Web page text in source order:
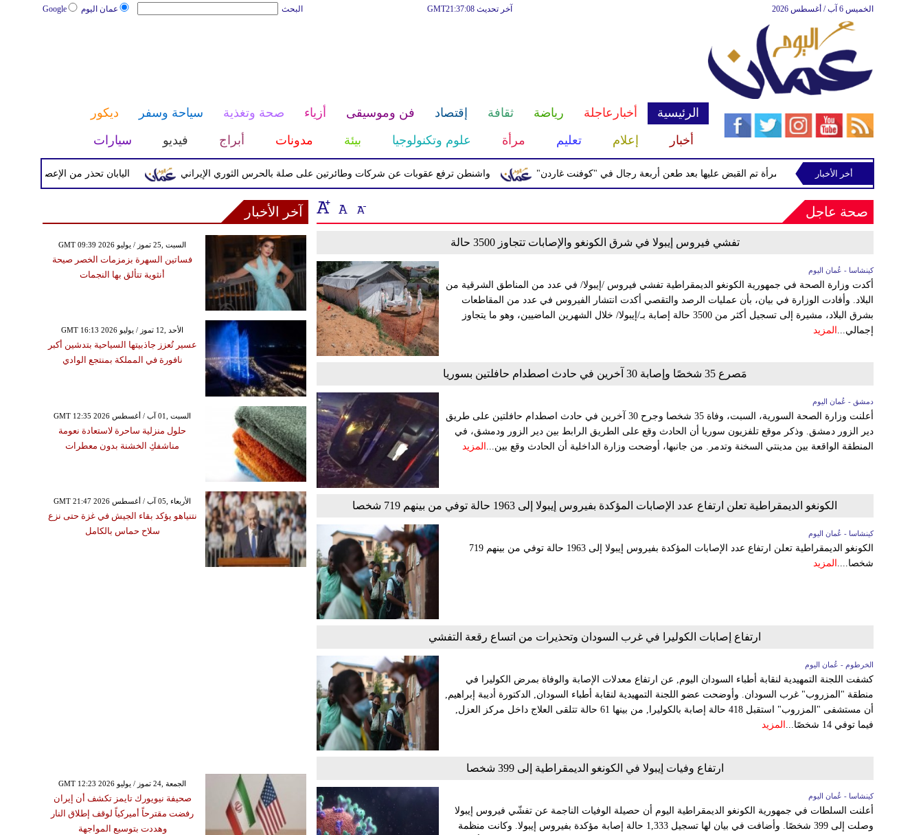
عمان اليوم Google البحث آخر تحديث GMT21:37:08 الخميس 6 آب / أغسطس 2026
الرئيسية أخبارعاجلة رياضة ثقافة إقتصاد فن وموسيقى أزياء صحة وتغذية سياحة وسفر
ديكور
أخبار
إعلام تعليم مرأة علوم وتكنولوجيا بيئة مدونات أبراج فيديو سيارات
اليابان تحذر من الإعصار دولفين واشنطن ترفع عقوبات عن شركات وطائرتين على صلة بالحرس الثوري الإيراني الشرطة تعتقل إمرأة تم القبض عليها بعد طعن أربعة رجال في "كوفنت غاردن"
أخر الأخبار
صحة عاجل
تفشي فيروس إيبولا في شرق الكونغو والإصابات تتجاوز 3500 حالة
كينشاسا - عُمان اليوم
أكدت وزارة الصحة في جمهورية الكونغو الديمقراطية تفشي فيروس /إيبولا/ في عدد من المناطق الشرقية من
البلاد. وأفادت الوزارة في بيان، بأن عمليات الرصد والتقصي أكدت انتشار الفيروس في عدد من المقاطعات
بشرق البلاد، مشيرة إلى تسجيل أكثر من 3500 حالة إصابة بـ/إيبولا/ خلال الشهرين الماضيين، وهو ما يتجاوز
إجمالي... المزيد
مَصرع 35 شخصًا وإصابة 30 آخرين في حادث اصطدام حافلتين بسوريا
دمشق - عُمان اليوم
أعلنت وزارة الصحة السورية، السبت، وفاة 35 شخصا وجرح 30 آخرين في حادث اصطدام حافلتين على طريق
دير الزور دمشق. وذكر موقع تلفزيون سوريا أن الحادث وقع على الطريق الرابط بين دير الزور ودمشق، في
المنطقة الواقعة بين مدينتي السخنة وتدمر. من جانبها، أوضحت وزارة الداخلية أن الحادث وقع بين... المزيد
الكونغو الديمقراطية تعلن ارتفاع عدد الإصابات المؤكدة بفيروس إيبولا إلى 1963 حالة توفي من بينهم 719 شخصا
كينشاسا - عُمان اليوم
الكونغو الديمقراطية تعلن ارتفاع عدد الإصابات المؤكدة بفيروس إيبولا إلى 1963 حالة توفي من بينهم 719
شخصا.... المزيد
ارتفاع إصابات الكوليرا في غرب السودان وتحذيرات من اتساع رقعة التفشي
الخرطوم - عُمان اليوم
كشفت اللجنة التمهيدية لنقابة أطباء السودان اليوم, عن ارتفاع معدلات الإصابة والوفاة بمرض الكوليرا في
منطقة "المزروب" غرب السودان. وأوضحت عضو اللجنة التمهيدية لنقابة أطباء السودان, الدكتورة أديبة إبراهيم,
أن مستشفى "المزروب" استقبل 418 حالة إصابة بالكوليرا, من بينها 61 حالة تتلقى العلاج داخل مركز العزل,
فيما توفي 14 شخصًا...
المزيد
ارتفاع وفيات إيبولا في الكونغو الديمقراطية إلى 399 شخصا
كينشاسا - عُمان اليوم
أعلنت السلطات في جمهورية الكونغو الديمقراطية اليوم أن حصيلة الوفيات الناجمة عن تفشّي فيروس إيبولا
وصلت إلى 399 شخصًا. وأضافت في بيان لها تسجيل 1,333 حالة إصابة مؤكدة بفيروس إيبولا. وكانت منظمة
آخر الأخبار
GMT 09:39 2026 السبت ,25 تموز / يوليو
فساتين السهرة بزمزمات الخصر صيحة
أنثوية تتألق بها النجمات
GMT 16:13 2026 الأحد ,12 تموز / يوليو
عسير تُعزز جاذبيتها السياحية بتدشين أكبر
نافورة في المملكة بمنتجع الوادي
GMT 12:35 2026 السبت ,01 آب / أغسطس
حلول منزلية ساحرة لاستعادة نعومة
مناشفكِ الخشنة بدون معطرات
GMT 21:47 2026 الأربعاء ,05 آب / أغسطس
نتنياهو يؤكد بقاء الجيش في غزة حتى نزع
سلاح حماس بالكامل
GMT 12:23 2026 الجمعة ,24 تموز / يوليو
صحيفة نيويورك تايمز تكشف أن إيران
رفضت مقترحاً أميركياً لوقف إطلاق النار
وهددت بتوسيع المواجهة